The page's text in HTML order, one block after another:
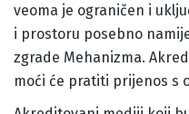
veoma je ograničen i
i prostoru posebno
zgrade Mehanizma.
moći će pratiti prijenos s